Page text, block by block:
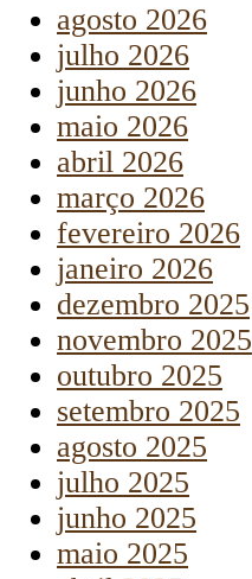
agosto 2026
julho 2026
junho 2026
maio 2026
abril 2026
março 2026
fevereiro 2026
janeiro 2026
dezembro 2025
novembro 2025
outubro 2025
setembro 2025
agosto 2025
julho 2025
junho 2025
maio 2025